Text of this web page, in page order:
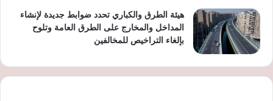
هيئة الطرق والكباري تحدد ضوابط جديدة لإنشاء
المداخل والمخارج على الطرق العامة وتلوح
بإلغاء التراخيص للمخالفين